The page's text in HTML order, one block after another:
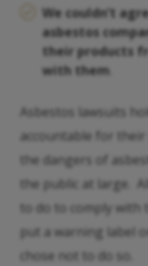
We couldn’t
asbestos
their products
with them
Asbestos lawsuits
accountable for
the dangers of
the public at large.
to do to comply with
put a warning label
chose not to do so.